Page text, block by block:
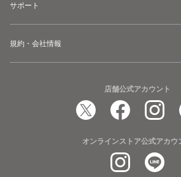
サポート
規約・会社情報
店舗公式アカウント
オンラインストア公式アカウ